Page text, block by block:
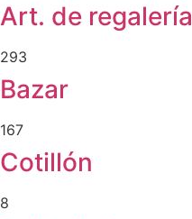
Art. de regalería
293
Bazar
167
Cotillón
8